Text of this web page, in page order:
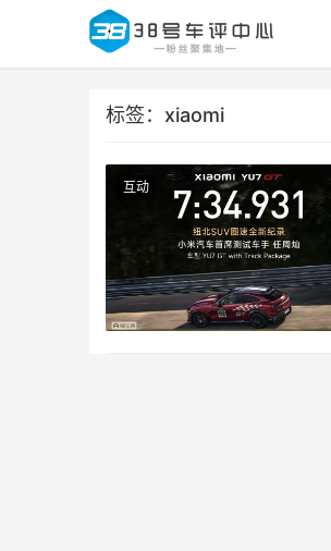
标签：xiaomi
互动